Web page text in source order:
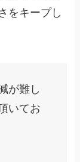
をキープし
が難し
いてお